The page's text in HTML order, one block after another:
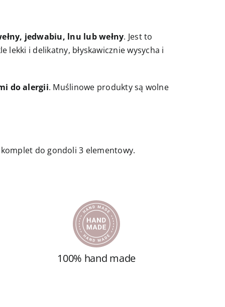
jedwabiu, lnu lub wełny. Jest to
i delikatny, błyskawicznie wysycha i
do alergii. Muślinowe produkty są wolne
do gondoli 3 elementowy.
100% hand made